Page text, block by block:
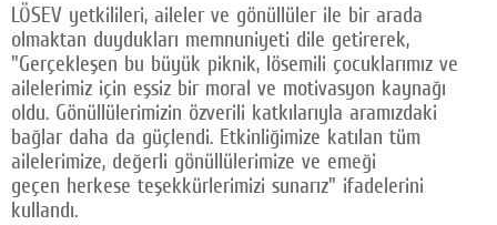
LÖSEV yetkilileri, aileler ve gönüllüler ile bir arada
olmaktan duydukları memnuniyeti dile getirerek,
"Gerçekleşen bu büyük piknik, lösemili çocuklarımız ve
ailelerimiz için eşsiz bir moral ve motivasyon kaynağı
oldu. Gönüllülerimizin özverili katkılarıyla aramızdaki
bağlar daha da güçlendi. Etkinliğimize katılan tüm
ailelerimize, değerli gönüllülerimize ve emeği
geçen herkese teşekkürlerimizi sunarız" ifadelerini
kullandı.